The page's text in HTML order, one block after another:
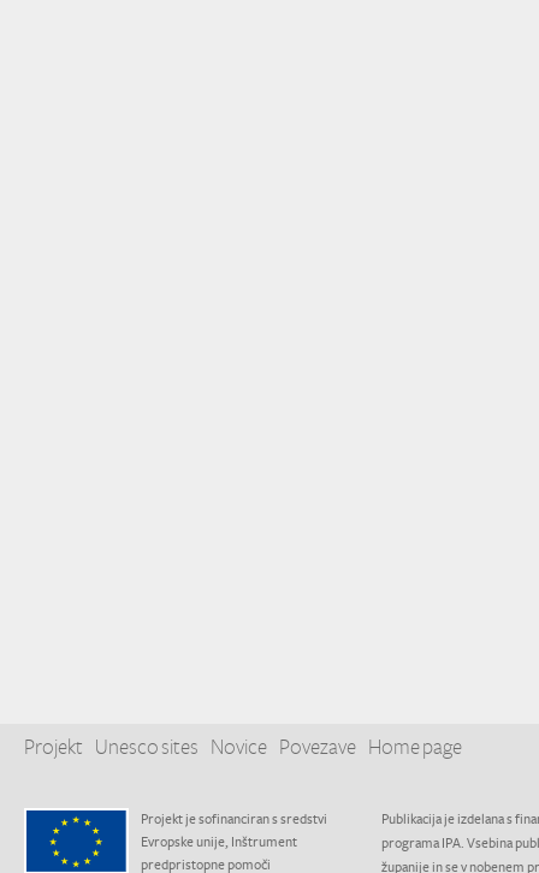
Projekt Unesco sites Novice Povezave Home page
Projekt je sofinanciran s sredstvi
Evropske unije, Inštrument
predpristopne pomoči
Publikacija je izdelana s
programa IPA. Vsebina
županije in se v nobenem